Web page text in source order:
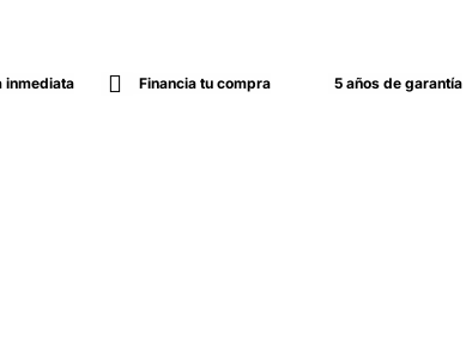
inmediata Financia tu compra 5 años de garantía